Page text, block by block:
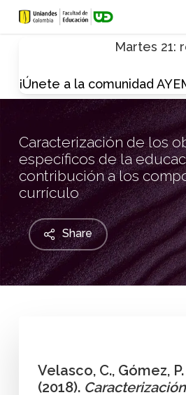
Skip
Martes 21:
¡Únete a la comunidad
Caracterización de los
específicos de la
contribución a los
currículo
Share
Velasco, C., Gómez,
(2018).